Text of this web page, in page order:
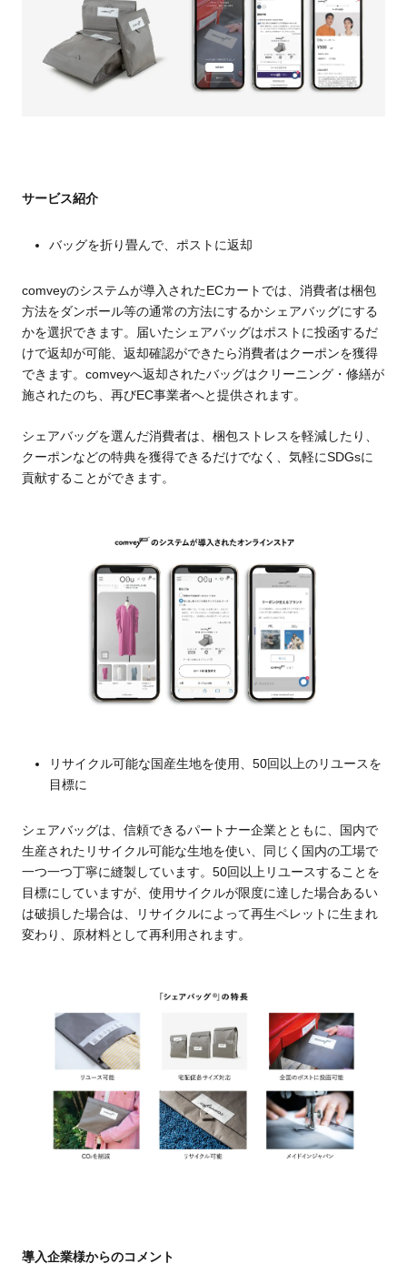
サービス紹介
バッグを折り畳んで、ポストに返却
comveyのシステムが導入されたECカートでは、消費者は梱包
方法をダンボール等の通常の方法にするかシェアバッグにする
かを選択できます。届いたシェアバッグはポストに投函するだ
けで返却が可能、返却確認ができたら消費者はクーポンを獲得
できます。comveyへ返却されたバッグはクリーニング・修繕が
施されたのち、再びEC事業者へと提供されます。
シェアバッグを選んだ消費者は、梱包ストレスを軽減したり、
クーポンなどの特典を獲得できるだけでなく、気軽にSDGsに
貢献することができます。
リサイクル可能な国産生地を使用、50回以上のリユースを
目標に
シェアバッグは、信頼できるパートナー企業とともに、国内で
生産されたリサイクル可能な生地を使い、同じく国内の工場で
一つ一つ丁寧に縫製しています。50回以上リユースすることを
目標にしていますが、使用サイクルが限度に達した場合あるい
は破損した場合は、リサイクルによって再生ペレットに生まれ
変わり、原材料として再利用されます。
導入企業様からのコメント